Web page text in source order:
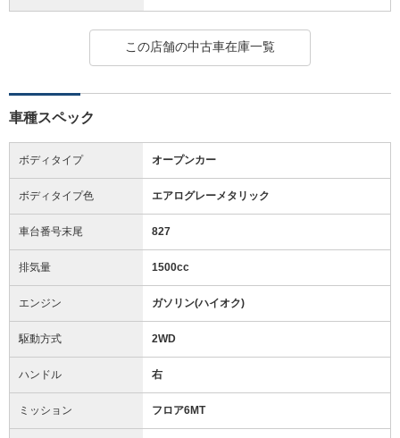
この店舗の中古車在庫一覧
車種スペック
ボディタイプ オープンカー
ボディタイプ色 エアログレーメタリック
車台番号末尾 827
排気量 1500cc
エンジン ガソリン(ハイオク)
駆動方式 2WD
ハンドル 右
ミッション フロア6MT